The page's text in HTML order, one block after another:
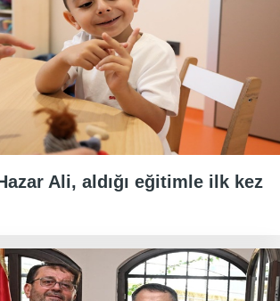
Ali, aldığı eğitimle ilk kez